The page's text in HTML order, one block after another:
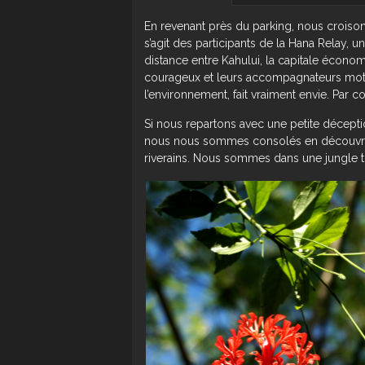
En revenant près du parking, nous
s’agit des participants de la Hana Relay,
distance entre Kahului, la capitale
courageux et leurs accompagnateurs
l’environnement, fait vraiment envie. Par
Si nous repartons avec une petite
nous nous sommes consolés en
riverains. Nous sommes dans une jungle